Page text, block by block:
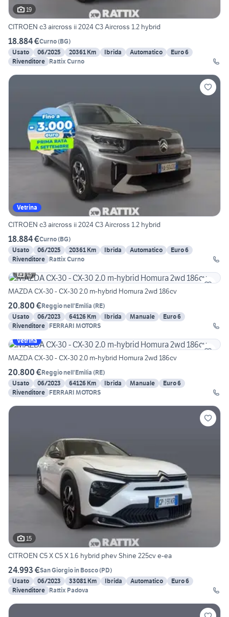
19
CITROEN c3 aircross ii 2024 C3 Aircross 1.2 hybrid
18.884 €Curno(BG)
Usato
06/2025 20361 Km Ibrida Automatico
Euro 6
Rivenditore Rattix Curno
Vetrina
CITROEN c3 aircross ii 2024 C3 Aircross 1.2 hybrid
18.884 €Curno(BG)
Usato
06/2025 20361 Km Ibrida Automatico
Euro 6
Rivenditore Rattix Curno
13
MAZDA CX-30 - CX-30 2.0 m-hybrid Homura 2wd 186cv
20.800 €Reggio nell'Emilia (RE)
Usato
06/2023 64126 Km Ibrida Manuale
Euro 6
Rivenditore FERRARI MOTORS
Vetrina
MAZDA CX-30 - CX-30 2.0 m-hybrid Homura 2wd 186cv
20.800 €Reggio nell'Emilia (RE)
Usato
06/2023 64126 Km Ibrida Manuale
Euro 6
Rivenditore FERRARI MOTORS
15
CITROEN C5 X C5 X 1.6 hybrid phev Shine 225cv e-ea
24.993 €San Giorgio in Bosco(PD)
Usato
06/2023 33081 Km Ibrida Automatico
Euro 6
Rivenditore Rattix Padova